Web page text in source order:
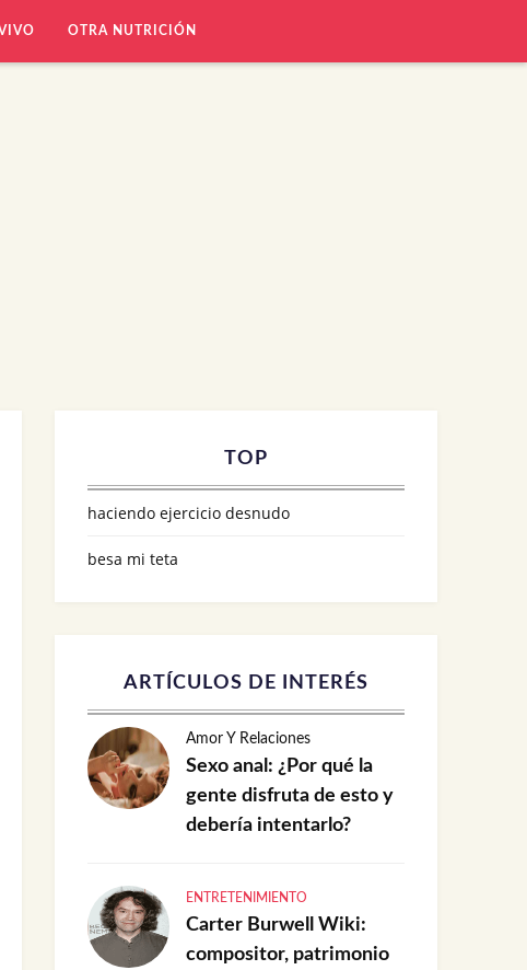
OTRA NUTRICIÓN
TOP
haciendo ejercicio desnudo
besa mi teta
ARTÍCULOS DE INTERÉS
Amor Y Relaciones
Sexo anal: ¿Por qué la
gente disfruta de esto y
debería intentarlo?
ENTRETENIMIENTO
Carter Burwell Wiki:
compositor, patrimonio